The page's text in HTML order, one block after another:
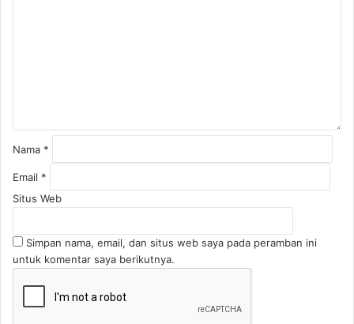
Nama *
Email *
Situs Web
Simpan nama, email, dan situs web saya pada peramban ini
untuk komentar saya berikutnya.